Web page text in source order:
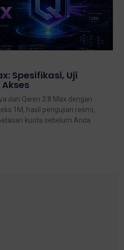
Spesifikasi, Uji
dari Qwen 3.8 Max dengan
1M, hasil pengujian resmi,
kuota sebelum Anda